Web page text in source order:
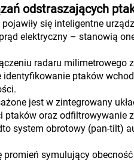
odstraszających
się inteligentne
elektryczny – stanowią
radaru
ptaków
jest w zintegrowany
oraz odfiltrowywanie
system obrotowy (pan-tilt)
symulujący